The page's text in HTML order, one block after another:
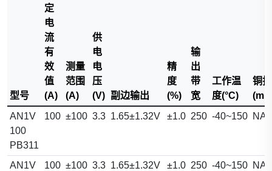
型号
定
电
流
有
效
值
(A)
测量
范围
(A)
供
电
电
压
(V) 副边输出
精
度
(%)
输
出
带
宽
工作温
度(°C)
铜排
AN1V
100
PB311
100 ±100 3.3 1.65±1.32V ±1.0 250 -40~150 NA
AN1V 100 ±100 3.3 1.65±1.32V ±1.0 250 -40~150 NA